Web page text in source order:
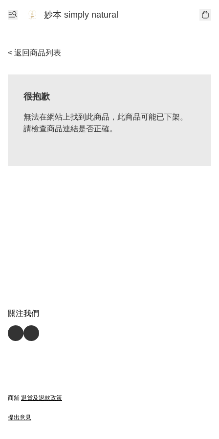
妙本 simply natural
< 返回商品列表
很抱歉
無法在網站上找到此商品，此商品可能已下架。
請檢查商品連結是否正確。
關注我們
商舖 退貨及退款政策
提出意見